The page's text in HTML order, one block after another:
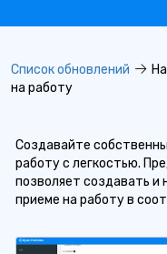
Список обновлений
на работу
Создавайте
работу с легкостью.
позволяет создавать и
приеме на работу в